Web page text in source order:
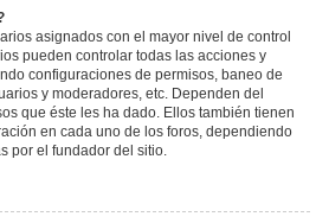
asignados con el mayor nivel de control
pueden controlar todas las acciones y
configuraciones de permisos, baneo de
y moderadores, etc. Dependen del
que éste les ha dado. Ellos también tienen
en cada uno de los foros, dependiendo
por el fundador del sitio.